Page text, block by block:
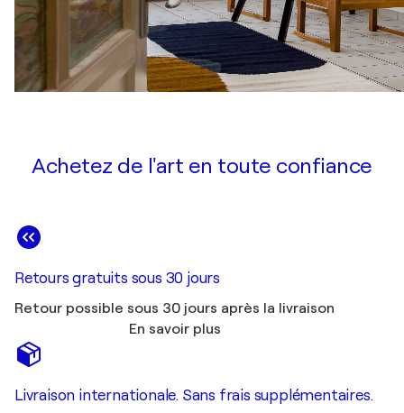
Achetez de l'art en toute confiance
Retours gratuits sous 30 jours
Retour possible sous 30 jours après la livraison
En savoir plus
Livraison internationale. Sans frais supplémentaires.